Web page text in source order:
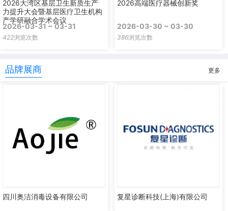
2026大湾区基层卫生新质生产
力提升大会暨基层医疗卫生机构
产学研融合学术会议
2026-03-31 ~ 03-31
422浏览次数
2026高端医疗器械创新奖
2026-03-30 ~ 03-30
386浏览次数
品牌展商 更多
四川奥洁消毒设备有限公司 复星诊断科技(上海)有限公司